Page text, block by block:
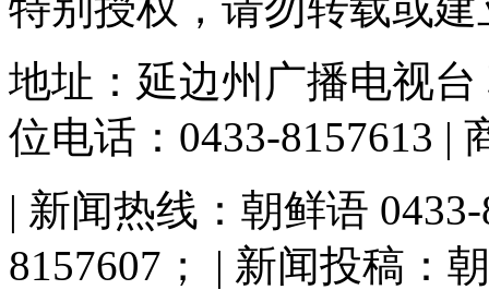
地址：延边州广播电视
位电话：0433-8157613 |
| 新闻热线：朝鲜语
8157607； | 新闻投稿：